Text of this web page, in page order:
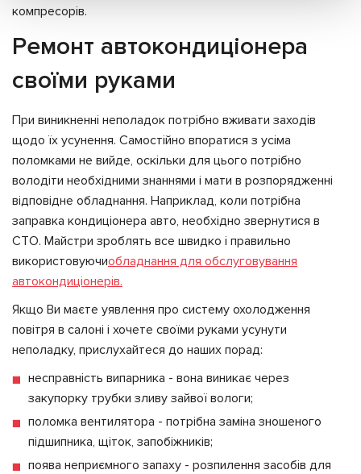
компресорів.
Ремонт автокондиціонера
своїми руками
При виникненні неполадок потрібно вживати заходів
щодо їх усунення. Самостійно впоратися з усіма
поломками не вийде, оскільки для цього потрібно
володіти необхідними знаннями і мати в розпорядженні
відповідне обладнання. Наприклад, коли потрібна
заправка кондиціонера авто, необхідно звернутися в
СТО. Майстри зроблять все швидко і правильно
використовуючиобладнання для обслуговування
автокондиціонерів.
Якщо Ви маєте уявлення про систему охолодження
повітря в салоні і хочете своїми руками усунути
неполадку, прислухайтеся до наших порад:
несправність випарника - вона виникає через
закупорку трубки зливу зайвої вологи;
поломка вентилятора - потрібна заміна зношеного
підшипника, щіток, запобіжників;
поява неприємного запаху - розпилення засобів для